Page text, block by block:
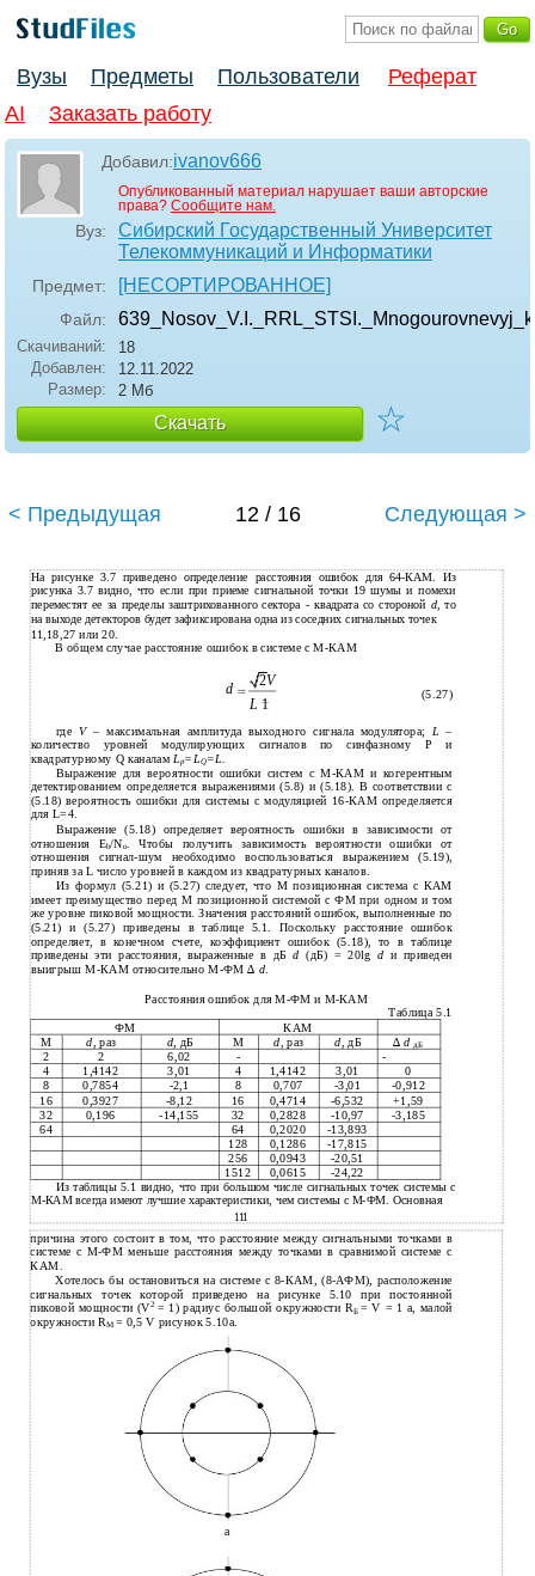
Вузы Предметы Пользователи
Реферат
AI
Заказать работу
Добавил:ivanov666
Опубликованный материал нарушает ваши авторские
права? Сообщите нам.
Вуз:
Сибирский Государственный Университет
Телекоммуникаций и Информатики
Предмет: [НЕСОРТИРОВАННОЕ]
Файл:
Скачиваний:
18
Добавлен:
12.11.2022
Размер:
2 Мб
Скачать ☆
< Предыдущая 12 / 16 Следующая >
На рисунке 3.7 приведено определение расстояния ошибок для 64-КАМ. Из
рисунка 3.7 видно, что если при приеме сигнальной точки 19 шумы и помехи
переместят ее за пределы заштрихованного сектора - квадрата со стороной d, то
на выходе детекторов будет зафиксирована одна из соседних сигнальных точек
11,18,27 или 20.
В общем случае расстояние ошибок в системе с М-КАМ
d
2V
(5.27)
L1
гдеV– максимальная амплитуда выходного сигнала модулятора; L–
количество уровней модулирующих сигналов по синфазному Р и
квадратурному Q каналам Lр=LQ=L.
Выражение для вероятности ошибки систем с М-КАМ и когерентным
детектированием определяется выражениями (5.8) и (5.18). В соответствии с
(5.18) вероятность ошибки для системы с модуляцией 16-КАМ определяется
для L=4.
Выражение (5.18) определяет вероятность ошибки в зависимости от
отношения Еb/No
. Чтобы получить зависимость вероятности ошибки от
отношения сигнал-шум необходимо воспользоваться выражением (5.19),
приняв за L число уровней в каждом из квадратурных каналов.
Из формул (5.21) и (5.27) следует, что М позиционная система с КАМ
имеет преимущество перед М позиционной системой с ФМ при одном и том
же уровне пиковой мощности. Значения расстояний ошибок, выполненные по
(5.21) и (5.27) приведены в таблице 5.1. Поскольку расстояние ошибок
определяет, в конечном счете, коэффициент ошибок (5.18), то в таблице
приведены эти расстояния, выраженные в дБd(дБ) = 20lg d и приведен
выигрыш М-КАМ относительно М-ФМ ∆ d
Расстояния ошибок для М-ФМ и М-КАМ
Таблица 5.1
ФМ КАМ
М d , раз d , дБ М d , раз d , дБ ∆d дБ
2 2 6,02 -
-
4
1,4142 3,01 4 1,4142 3,01
0
8
0,7854 -2,1 8 0,707 -3,01
-0,912
16
0,3927 -8,12 16 0,4714 -6,532
+1,59
32
0,196 -14,155 32 0,2828 -10,97
-3,185
64
64 0,2020 -13,893
128 0,1286 -17,815
256 0,0943
-20,51
1512
0,0615 -24,22
Из таблицы 5.1 видно, что при большом числе сигнальных точек системы с
М-КАМ всегда имеют лучшие характеристики, чем системы с М-ФМ. Основная
111
причина этого состоит в том, что расстояние между сигнальными точками в
системе с М-ФМ меньше расстояния между точками в сравнимой системе с
КАМ.
Хотелось бы остановиться на системе с 8-КАМ, (8-АФМ), расположение
сигнальных точек которой приведено на рисунке 5.10 при постоянной
пиковой мощности (V2 = 1) радиус большой окружности RБ = V = 1 а, малой
окружности RM = 0,5 V рисунок 5.10а.
а